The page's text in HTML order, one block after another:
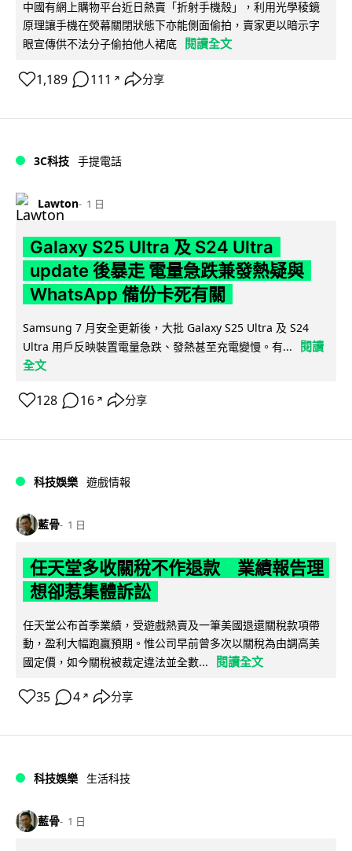
中國有網上購物平台近日熱賣「折射手機殼」，利用光學稜鏡
原理讓手機在熒幕關閉狀態下亦能側面偷拍，賣家更以暗示字
眼宣傳供不法分子偷拍他人裙底
閱讀全文
1,189 111 ↗ 分享
3C科技 手提電話
Lawton 1 日
Galaxy S25 Ultra 及 S24 Ultra
update 後暴走 電量急跌兼發熱疑與
WhatsApp 備份卡死有關
Samsung 7 月安全更新後，大批 Galaxy S25 Ultra 及 S24
Ultra 用戶反映裝置電量急跌、發熱甚至充電變慢。有...
閱讀
全文
128 16 ↗ 分享
科技娛樂 遊戲情報
藍骨 1 日
任天堂多收關稅不作退款 業績報告理
想卻惹集體訴訟
任天堂公布首季業績，受遊戲熱賣及一筆美國退還關稅款項帶
動，盈利大幅跑贏預期。惟公司早前曾多次以關稅為由調高美
國定價，如今關稅被裁定違法並全數...
閱讀全文
35 4 ↗ 分享
科技娛樂 生活科技
藍骨 1 日